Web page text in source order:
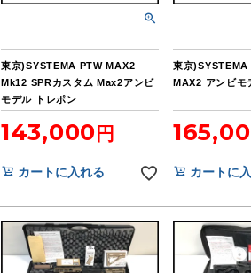
東京)SYSTEMA PTW MAX2
Mk12 SPRカスタム Max2アンビ
モデル トレポン
143,000
カートに入れる
東京
MAX2 アンビモ
カートに